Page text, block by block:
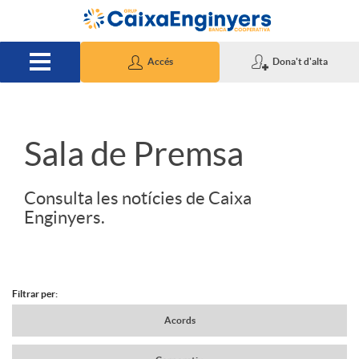
Salta al contingut principal
Accés Dona't d'alta
S
d
Sala de Premsa
Consulta les notícies de Caixa
Enginyers.
N
Filtrar per:
Acords